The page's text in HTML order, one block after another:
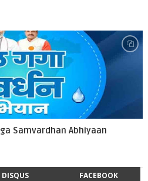
Samvardhan Abhiyaan
DISQUS FACEBOOK